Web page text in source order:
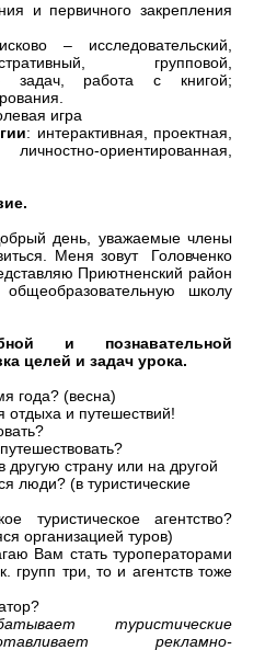
и первичного закрепления
– исследовательский,
групповой,
задач, работа с книгой;
игра
: интерактивная, проектная,
ориентированная,
день, уважаемые члены
Меня зовут Головченко
Приютненский район
школу
и познавательной
целей и задач урока.
года? (весна)
и путешествий!
другую страну или на другой
люди? (в туристические
туристическое агентство?
организацией туров)
Вам стать туроператорами
групп три, то и агентств тоже
туристические
рекламно-